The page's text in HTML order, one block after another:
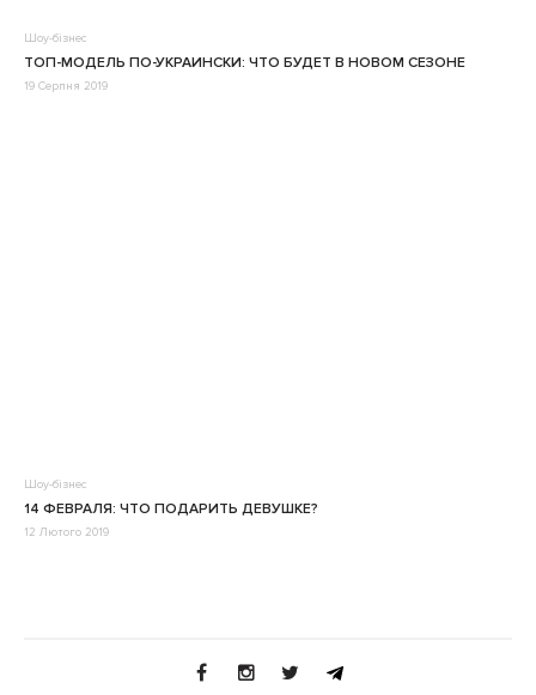
Шоу-бізнес
ТОП-МОДЕЛЬ ПО-УКРАИНСКИ: ЧТО БУДЕТ В НОВОМ СЕЗОНЕ
19 Серпня 2019
Шоу-бізнес
14 ФЕВРАЛЯ: ЧТО ПОДАРИТЬ ДЕВУШКЕ?
12 Лютого 2019